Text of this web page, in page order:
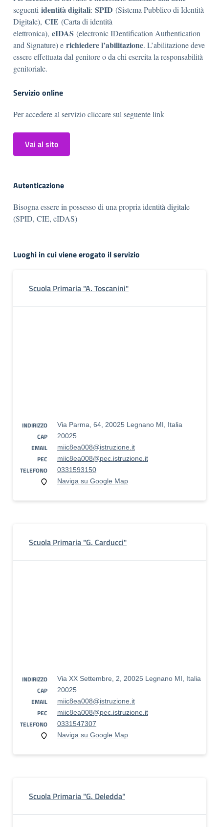
seguenti identità digitali: SPID (Sistema Pubblico di Identità
Digitale), CIE (Carta di identità
elettronica), eIDAS (electronic IDentification Authentication
and Signature) e richiedere l’abilitazione. L’abilitazione deve
essere effettuata dal genitore o da chi esercita la responsabilità
genitoriale.
Servizio online
Per accedere al servizio cliccare sul seguente link
Vai al sito
Autenticazione
Bisogna essere in possesso di una propria identità digitale
(SPID, CIE, eIDAS)
Luoghi in cui viene erogato il servizio
Scuola Primaria "A. Toscanini"
INDIRIZZO Via Parma, 64, 20025 Legnano MI, Italia
CAP 20025
EMAIL miic8ea008@istruzione.it
PEC miic8ea008@pec.istruzione.it
TELEFONO
0331593150
Naviga su Google Map
Scuola Primaria "G. Carducci"
INDIRIZZO Via XX Settembre, 2, 20025 Legnano MI, Italia
CAP 20025
EMAIL miic8ea008@istruzione.it
PEC miic8ea008@pec.istruzione.it
TELEFONO
0331547307
Naviga su Google Map
Scuola Primaria "G. Deledda"